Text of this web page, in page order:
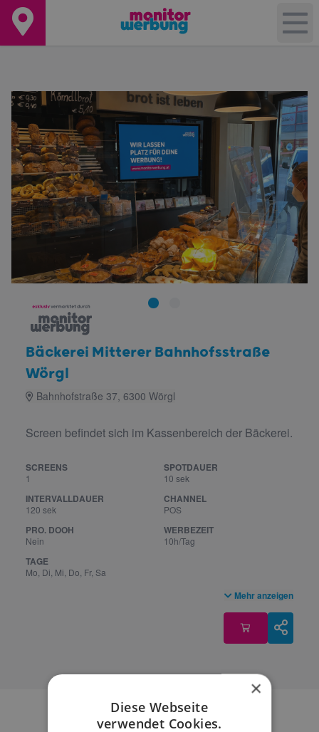
+
−
Leaflet|©OpenStreetMapcontributors
Bäckerei Mitterer Bahnhofsstraße
Wörgl
Bahnhofstraße 37, 6300 Wörgl
Screen befindet sich im Kassenbereich der Bäckerei.
SCREENS
1
SPOTDAUER
10 sek
INTERVALLDAUER
120 sek
CHANNEL
POS
PRO. DOOH
Nein
WERBEZEIT
10h/Tag
TAGE
Mo, Di, Mi, Do, Fr, Sa
Mehr anzeigen
×
Diese Webseite
verwendet Cookies.